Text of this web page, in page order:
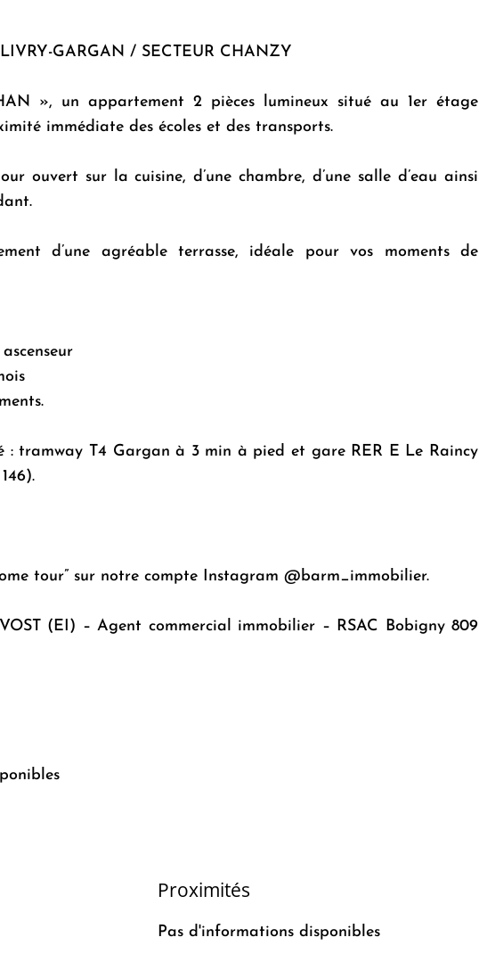
GARGAN / SECTEUR CHANZY
», un appartement 2 pièces lumineux situé au 1er étage
immédiate des écoles et des transports.
ouvert sur la cuisine, d’une chambre, d’une salle d’eau ainsi
d’une agréable terrasse, idéale pour vos moments de
: tramway T4 Gargan à 3 min à pied et gare RER E Le Raincy
tour” sur notre compte Instagram @barm_immobilier.
(EI) – Agent commercial immobilier – RSAC Bobigny 809
Proximités
Pas d'informations disponibles